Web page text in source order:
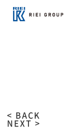
< BACK
NEXT >